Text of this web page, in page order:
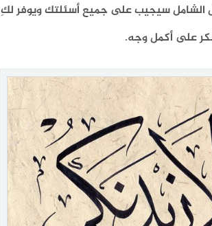
الشامل سيجيب على جميع أسئلتك ويوفر لكِ
على أكمل وجه.